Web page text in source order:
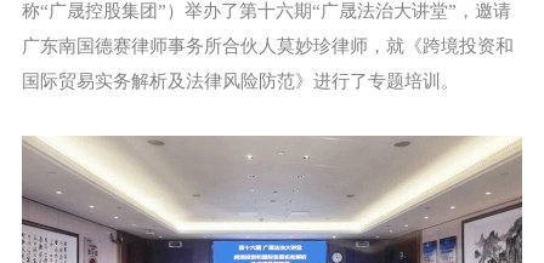
称“广晟控股集团”）举办了第十六期“广晟法治大讲堂”，邀请
广东南国德赛律师事务所合伙人莫妙珍律师，就《跨境投资和
国际贸易实务解析及法律风险防范》进行了专题培训。